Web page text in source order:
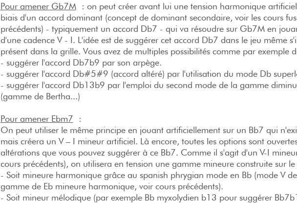
Pour amener Gb7M: on peut créer avant lui une tension harmonique
biais d'un accord dominant (concept de dominant secondaire, voir les cours
précédents) - typiquement un accord Db7 - qui va résoudre sur Gb7M en
d'une cadence V - I. L'idée est de suggérer cet accord Db7 dans le jeu même
présent dans la grille. Vous avez de multiples possibilités comme par exemple
- suggérer l'accord Db7b9 par son arpège.
- suggérer l'accord Db#5#9 (accord altéré) par l'utilisation du mode Db
- suggérer l'accord Db13b9 par l'emploi du second mode de la gamme
(gamme de Bertha...)
Pour amener Ebm7 :
On peut utiliser le même principe en jouant artificiellement sur un Bb7 qui
mais créera un V – I mineur artificiel. Là encore, toutes les options sont
altérations que vous pouvez suggérer à ce Bb7. Comme il s'agit d'un V-I
cours précédents), on utilisera en tension une gamme mineure construite sur
- Soit mineure harmonique grâce au spanish phrygian mode en Bb (mode V
gamme de Eb mineure harmonique, voir cours précédents).
- Soit mineur mélodique (par exemple Bb myxolydien b13 pour suggérer